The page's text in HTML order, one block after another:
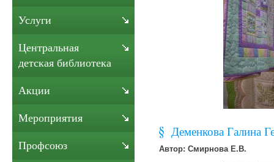
Деменкова Галина
Автор: Смирнова Е.В.
Услуги
Центральная
детская библиотека
Акции
Мероприятия
Профсоюз